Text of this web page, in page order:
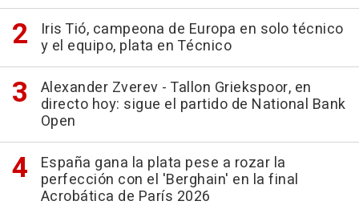
Iris Tió, campeona de Europa en solo técnico
y el equipo, plata en Técnico
Alexander Zverev - Tallon Griekspoor, en
directo hoy: sigue el partido de National Bank
Open
España gana la plata pese a rozar la
perfección con el 'Berghain' en la final
Acrobática de París 2026